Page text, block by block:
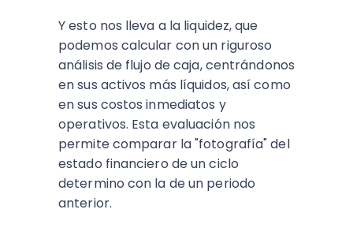
Y esto nos lleva a la liquidez, que
podemos calcular con un riguroso
análisis de flujo de caja, centrándonos
en sus activos más líquidos, así como
en sus costos inmediatos y
operativos. Esta evaluación nos
permite comparar la "fotografía" del
estado financiero de un ciclo
determino con la de un periodo
anterior.